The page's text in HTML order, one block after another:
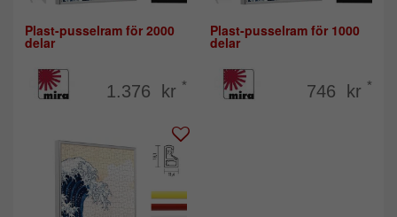
Plast-pusselram för 2000
delar
1.376 kr *
Plast-pusselram för 1000
delar
746 kr *